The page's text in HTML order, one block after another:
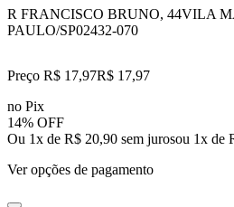
R FRANCISCO BRUNO, 44VILA
PAULO/SP02432-070
Preço R$ 17,97R$ 17,97
no Pix
14% OFF
Ou 1x de R$ 20,90 sem jurosou 1x de
Ver opções de pagamento